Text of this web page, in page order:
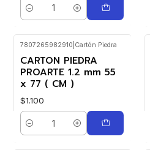
Cantidad
7807265982910 Cartón Piedra
CARTON PIEDRA
PROARTE 1.2 mm 55
x 77 ( CM )
$1.100
Cantidad